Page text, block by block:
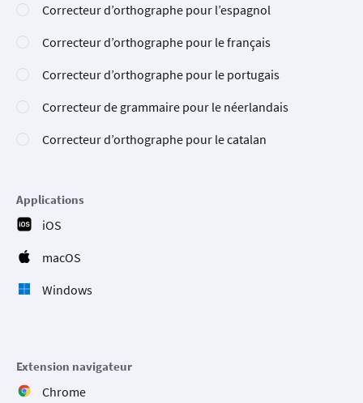
Correcteur d’orthographe pour l’espagnol
Correcteur d’orthographe pour le français
Correcteur d’orthographe pour le portugais
Correcteur de grammaire pour le néerlandais
Correcteur d’orthographe pour le catalan
Applications
iOS
macOS
Windows
Extension navigateur
Chrome